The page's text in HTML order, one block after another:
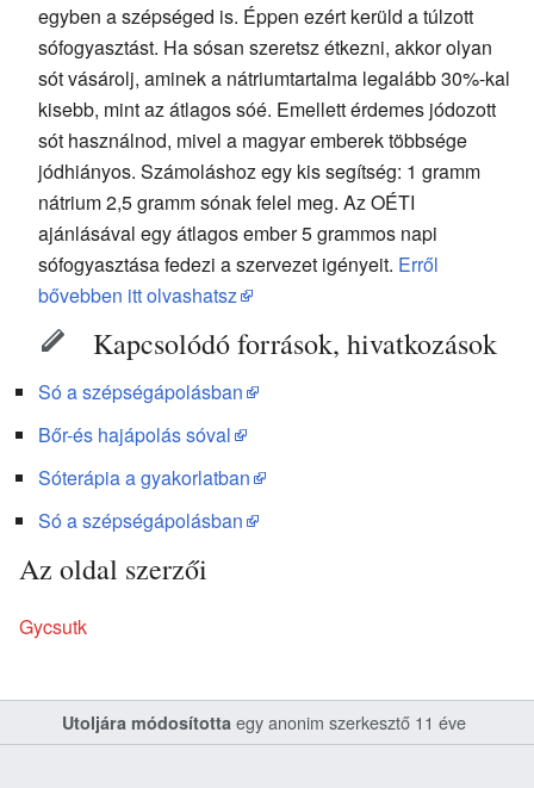
egyben a szépséged is. Éppen ezért kerüld a túlzott
sófogyasztást. Ha sósan szeretsz étkezni, akkor olyan
sót vásárolj, aminek a nátriumtartalma legalább 30%-kal
kisebb, mint az átlagos sóé. Emellett érdemes jódozott
sót használnod, mivel a magyar emberek többsége
jódhiányos. Számoláshoz egy kis segítség: 1 gramm
nátrium 2,5 gramm sónak felel meg. Az OÉTI
ajánlásával egy átlagos ember 5 grammos napi
sófogyasztása fedezi a szervezet igényeit. Erről
bővebben itt olvashatsz
Kapcsolódó források, hivatkozások
Só a szépségápolásban
Bőr-és hajápolás sóval
Sóterápia a gyakorlatban
Só a szépségápolásban
Az oldal szerzői
Gycsutk
Utoljára módosította egy anonim szerkesztő 11 éve